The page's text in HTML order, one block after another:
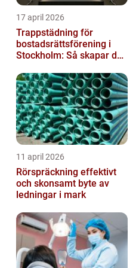
17 april 2026
Trappstädning för
bostadsrättsförening i
Stockholm: Så skapar du
trapphus...
11 april 2026
Rörspräckning effektivt
och skonsamt byte av
ledningar i mark